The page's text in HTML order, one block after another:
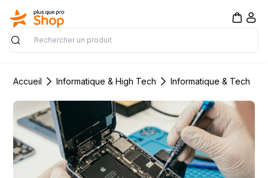
Rechercher
Accueil Informatique & High Tech Informatique & Tech